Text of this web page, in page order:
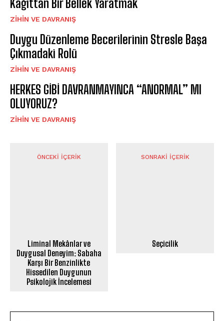
Kağıttan Bir Bellek Yaratmak
⁠ZIHIN VE DAVRANIŞ
Duygu Düzenleme Becerilerinin Stresle Başa
Çıkmadaki Rolü
⁠ZIHIN VE DAVRANIŞ
HERKES GİBİ DAVRANMAYINCA “ANORMAL” MI
OLUYORUZ?
⁠ZIHIN VE DAVRANIŞ
ÖNCEKI İÇERIK
Liminal Mekânlar ve
Duygusal Deneyim: Sabaha
Karşı Bir Benzinlikte
Hissedilen Duygunun
Psikolojik İncelemesi
SONRAKI İÇERIK
Seçicilik